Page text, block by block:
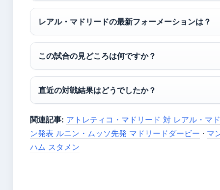
レアル・マドリードの最新フォーメーションは？
この試合の見どころは何ですか？
直近の対戦結果はどうでしたか？
関連記事: アトレティコ・マドリード 対 レアル・マ
ン発表 ルニン・ムッソ先発 マドリードダービー · マ
ハム スタメン